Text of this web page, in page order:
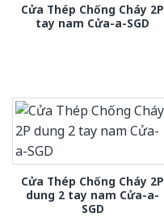
Cửa Thép Chống Cháy 2P
tay nam Cửa-a-SGD
Cửa Thép Chống Cháy 2P
dung 2 tay nam Cửa-a-
SGD